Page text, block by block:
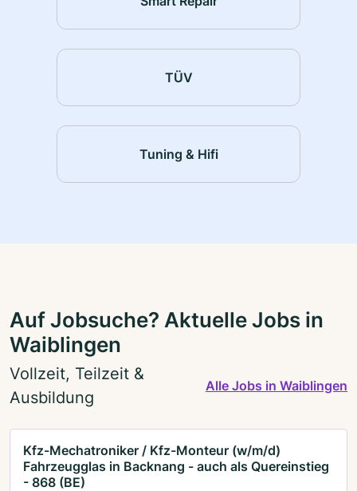
TÜV
Tuning & Hifi
Auf Jobsuche? Aktuelle Jobs in
Waiblingen
Vollzeit, Teilzeit &
Ausbildung
Alle Jobs in Waiblingen
Kfz-Mechatroniker / Kfz-Monteur (w/m/d)
Fahrzeugglas in Backnang - auch als Quereinstieg
- 868 (BE)